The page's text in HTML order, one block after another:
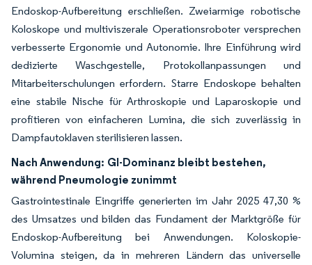
Endoskop-Aufbereitung erschließen. Zweiarmige robotische
Koloskope und multiviszerale Operationsroboter versprechen
verbesserte Ergonomie und Autonomie. Ihre Einführung wird
dedizierte Waschgestelle, Protokollanpassungen und
Mitarbeiterschulungen erfordern. Starre Endoskope behalten
eine stabile Nische für Arthroskopie und Laparoskopie und
profitieren von einfacheren Lumina, die sich zuverlässig in
Dampfautoklaven sterilisieren lassen.
Nach Anwendung: GI-Dominanz bleibt bestehen,
während Pneumologie zunimmt
Gastrointestinale Eingriffe generierten im Jahr 2025 47,30 %
des Umsatzes und bilden das Fundament der Marktgröße für
Endoskop-Aufbereitung bei Anwendungen. Koloskopie-
Volumina steigen, da in mehreren Ländern das universelle